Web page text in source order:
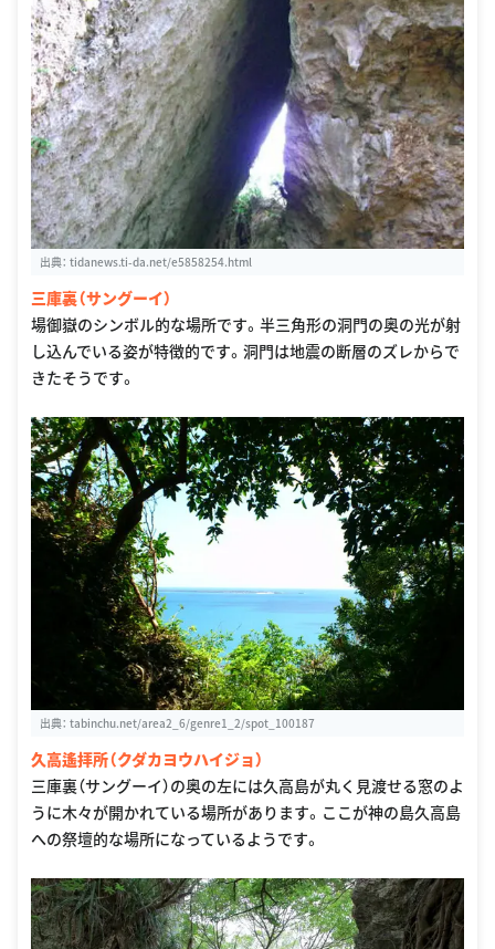
出典： tidanews.ti-da.net/e5858254.html
三庫裏（サングーイ）
場御嶽のシンボル的な場所です。半三角形の洞門の奥の光が射
し込んでいる姿が特徴的です。洞門は地震の断層のズレからで
きたそうです。
出典： tabinchu.net/area2_6/genre1_2/spot_100187
久高遙拝所（クダカヨウハイジョ）
三庫裏（サングーイ）の奥の左には久高島が丸く見渡せる窓のよ
うに木々が開かれている場所があります。ここが神の島久高島
への祭壇的な場所になっているようです。